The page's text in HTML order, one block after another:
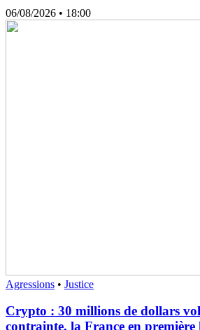
06/08/2026 • 18:00
Agressions • Justice
Crypto : 30 millions de dollars
contrainte, la France en première